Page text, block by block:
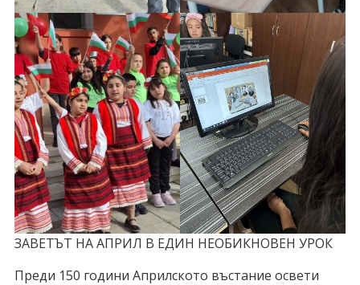
ЗАВЕТЪТ НА АПРИЛ В ЕДИН НЕОБИКНОВЕН УРОК
Преди 150 години Априлското въстание освети